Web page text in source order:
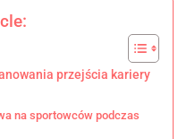
przejścia kariery
na sportowców podczas